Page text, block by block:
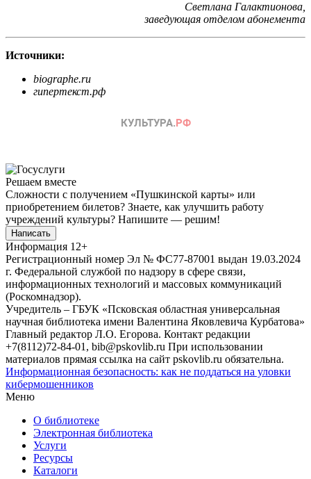
Светлана Галактионова,
заведующая отделом абонемента
Источники:
biographe.ru
гипертекст.рф
Решаем вместе
Сложности с получением «Пушкинской карты» или
приобретением билетов? Знаете, как улучшить работу
учреждений культуры? Напишите — решим!
Написать
Информация 12+
Регистрационный номер Эл № ФС77-87001 выдан 19.03.2024
г. Федеральной службой по надзору в сфере связи,
информационных технологий и массовых коммуникаций
(Роскомнадзор).
Учредитель – ГБУК «Псковская областная универсальная
научная библиотека имени Валентина Яковлевича Курбатова»
Главный редактор Л.О. Егорова. Контакт редакции
+7(8112)72-84-01, bib@pskovlib.ru При использовании
материалов прямая ссылка на сайт pskovlib.ru обязательна.
Информационная безопасность: как не поддаться на уловки
кибермошенников
Меню
О библиотеке
Электронная библиотека
Услуги
Ресурсы
Каталоги